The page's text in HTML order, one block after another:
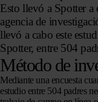
Esto llevó a Spotter a
agencia de
llevó a cabo este
Spotter, entre 504
Método de
Mediante una encuesta
estudio entre 504 padres